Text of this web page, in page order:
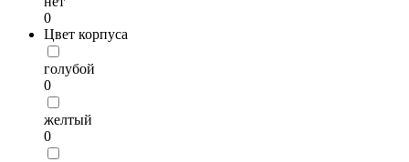
0
Цвет корпуса
голубой
0
желтый
0